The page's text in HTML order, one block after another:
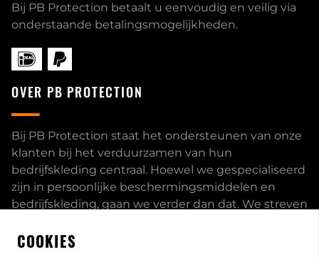
Bij PB Protection betaalt u eenvoudig en veilig via
onderstaande betalingsmogelijkheden.
OVER PB PROTECTION
Bij PB Protection staat het ondersteunen van onze
klanten bij het verduurzamen van hun
bedrijfskleding centraal. Hoewel we gespecialiseerd
zijn in persoonlijke beschermingsmiddelen en
bedrijfskleding, gaan we verder dan dat. We streven
bieden een uitgebreid servicepakket aan, inclusief
COOKIES